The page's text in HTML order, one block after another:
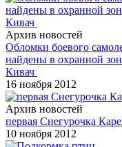
Архив новостей
Обломки боевого
найдены в охранной
Кивач
16 ноября 2012
Архив новостей
первая Снегурочка
10 ноября 2012